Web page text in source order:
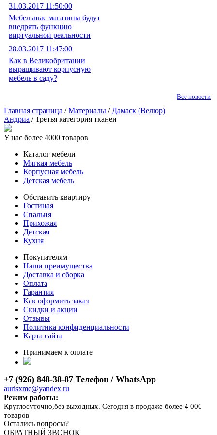
31.03.2017 11:50:00
Мебельные магазины будут
внедрять функцию
виртуальной реальности
28.03.2017 11:47:00
Как в Великобритании
выращивают корпусную
мебель в саду?
Все новости
Главная страница /Материалы / Дамаск (Велюр)
Андриа / Третья категория тканей
У нас более 4000 товаров
Каталог мебели
Мягкая мебель
Корпусная мебель
Детская мебель
Обставить квартиру
Гостиная
Спальня
Прихожая
Детская
Кухня
Покупателям
Наши преимущества
Доставка и сборка
Оплата
Гарантия
Как оформить заказ
Скидки и акции
Отзывы
Политика конфиденциальности
Карта сайта
Принимаем к оплате
+7 (926) 848-38-87 Телефон / WhatsApp
aurisxme@yandex.ru
Режим работы:
Круглосуточно,без выходных. Сегодня в продаже более 4 000
товаров
Остались вопросы?
ОБРАТНЫЙ ЗВОНОК